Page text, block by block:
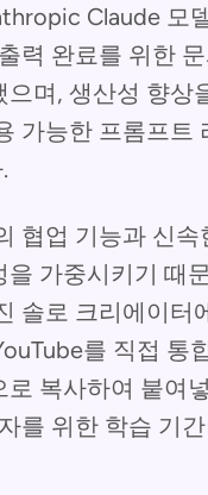
Claude 모
력 완료를 위한
으며, 생산성 향상
가능한 프롬프트
협업 기능과 신
을 가중시키기 때
솔로 크리에이터
를 직접 통
복사하여 붙여
를 위한 학습 기